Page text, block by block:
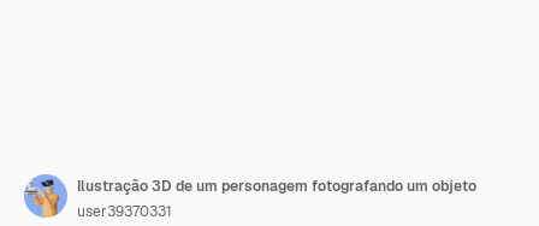
Ilustração 3D de um personagem fotografando um objeto
user39370331